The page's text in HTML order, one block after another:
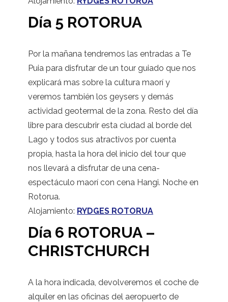
Día 5 ROTORUA
Por la mañana tendremos las entradas a Te
Puia para disfrutar de un tour guiado que nos
explicará mas sobre la cultura maorí y
veremos también los geysers y demás
actividad geotermal de la zona. Resto del día
libre para descubrir esta ciudad al borde del
Lago y todos sus atractivos por cuenta
propia, hasta la hora del inicio del tour que
nos llevará a disfrutar de una cena-
espectáculo maorí con cena Hangi. Noche en
Rotorua.
Alojamiento: RYDGES ROTORUA
Día 6 ROTORUA –
CHRISTCHURCH
A la hora indicada, devolveremos el coche de
alquiler en las oficinas del aeropuerto de